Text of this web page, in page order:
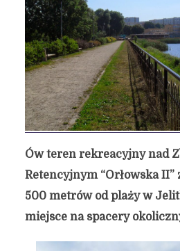
Autor:
Ów teren rekreacyjny nad
Retencyjnym “Orłowska II”
500 metrów od plaży w
miejsce na spacery